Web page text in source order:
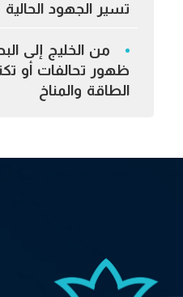
تسير الجهود
من الخليج إلى
ظهور تحالفات أو
الطاقة والمناخ